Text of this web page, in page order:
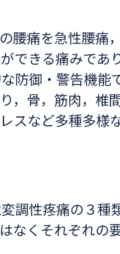
腰痛を急性腰痛
できる痛みであ
防御・警告機能
，骨，筋肉，椎
スなど多種多様
調性疼痛の３種
なくそれぞれの